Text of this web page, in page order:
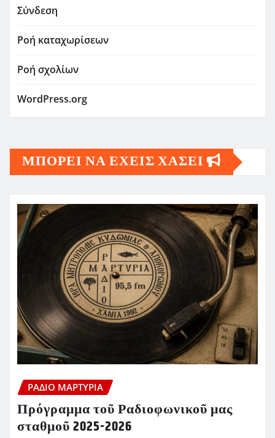
Σύνδεση
Ροή καταχωρίσεων
Ροή σχολίων
WordPress.org
ΜΠΟΡΕΙ ΝΑ ΕΧΕΙΣ ΧΑΣΕΙ
ΡΆΔΙΟ ΜΑΡΤΥΡΊΑ
Πρόγραμμα τοῦ Ραδιοφωνικοῦ μας
σταθμοῦ 2025-2026